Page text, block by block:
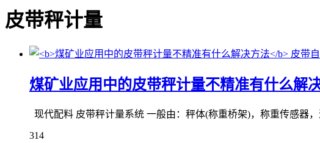
皮带秤计量
皮带
煤矿业应用中的皮带秤计量不精准有什么解
现代配料 皮带秤计量系统 一般由：秤体(称重桥架)，称重传感器
314